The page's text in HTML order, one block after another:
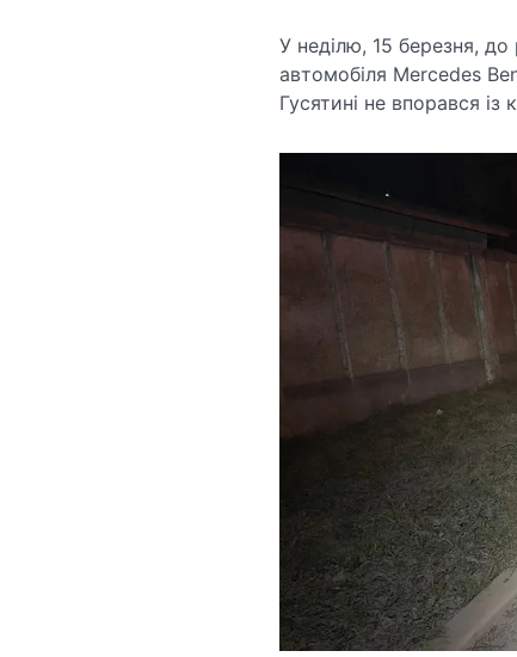
У неділю, 15 березня, до
автомобіля Mercedes
Гусятині не впорався